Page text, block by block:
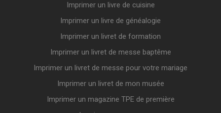
Imprimer un livre de cuisine
Imprimer un livre de généalogie
Imprimer un livret de formation
Imprimer un livret de messe baptême
Imprimer un livret de messe pour votre mariage
Imprimer un livret de mon musée
Imprimer un magazine TPE de première